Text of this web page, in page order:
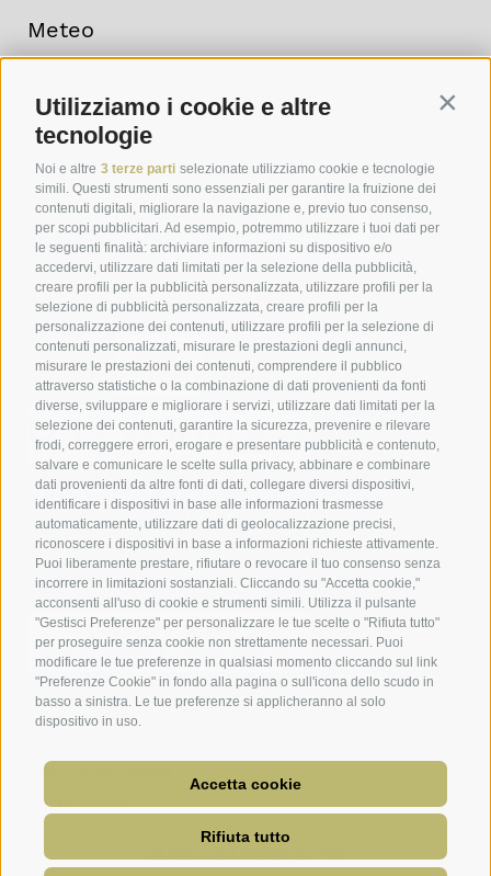
Utilizziamo i cookie e altre
tecnologie
Noi e altre 3 terze parti selezionate utilizziamo cookie e tecnologie
simili. Questi strumenti sono essenziali per garantire la fruizione dei
contenuti digitali, migliorare la navigazione e, previo tuo consenso,
per scopi pubblicitari. Ad esempio, potremmo utilizzare i tuoi dati per
le seguenti finalità: archiviare informazioni su dispositivo e/o
accedervi, utilizzare dati limitati per la selezione della pubblicità,
creare profili per la pubblicità personalizzata, utilizzare profili per la
selezione di pubblicità personalizzata, creare profili per la
personalizzazione dei contenuti, utilizzare profili per la selezione di
contenuti personalizzati, misurare le prestazioni degli annunci,
misurare le prestazioni dei contenuti, comprendere il pubblico
attraverso statistiche o la combinazione di dati provenienti da fonti
diverse, sviluppare e migliorare i servizi, utilizzare dati limitati per la
selezione dei contenuti, garantire la sicurezza, prevenire e rilevare
frodi, correggere errori, erogare e presentare pubblicità e contenuto,
salvare e comunicare le scelte sulla privacy, abbinare e combinare
dati provenienti da altre fonti di dati, collegare diversi dispositivi,
identificare i dispositivi in base alle informazioni trasmesse
automaticamente, utilizzare dati di geolocalizzazione precisi,
riconoscere i dispositivi in base a informazioni richieste attivamente.
Puoi liberamente prestare, rifiutare o revocare il tuo consenso senza
incorrere in limitazioni sostanziali. Cliccando su "Accetta cookie,"
acconsenti all'uso di cookie e strumenti simili. Utilizza il pulsante
"Gestisci Preferenze" per personalizzare le tue scelte o "Rifiuta tutto"
per proseguire senza cookie non strettamente necessari. Puoi
modificare le tue preferenze in qualsiasi momento cliccando sul link
"Preferenze Cookie" in fondo alla pagina o sull'icona dello scudo in
basso a sinistra. Le tue preferenze si applicheranno al solo
dispositivo in uso.
Accetta cookie
Rifiuta tutto
Meteo
UID:IT01391200217